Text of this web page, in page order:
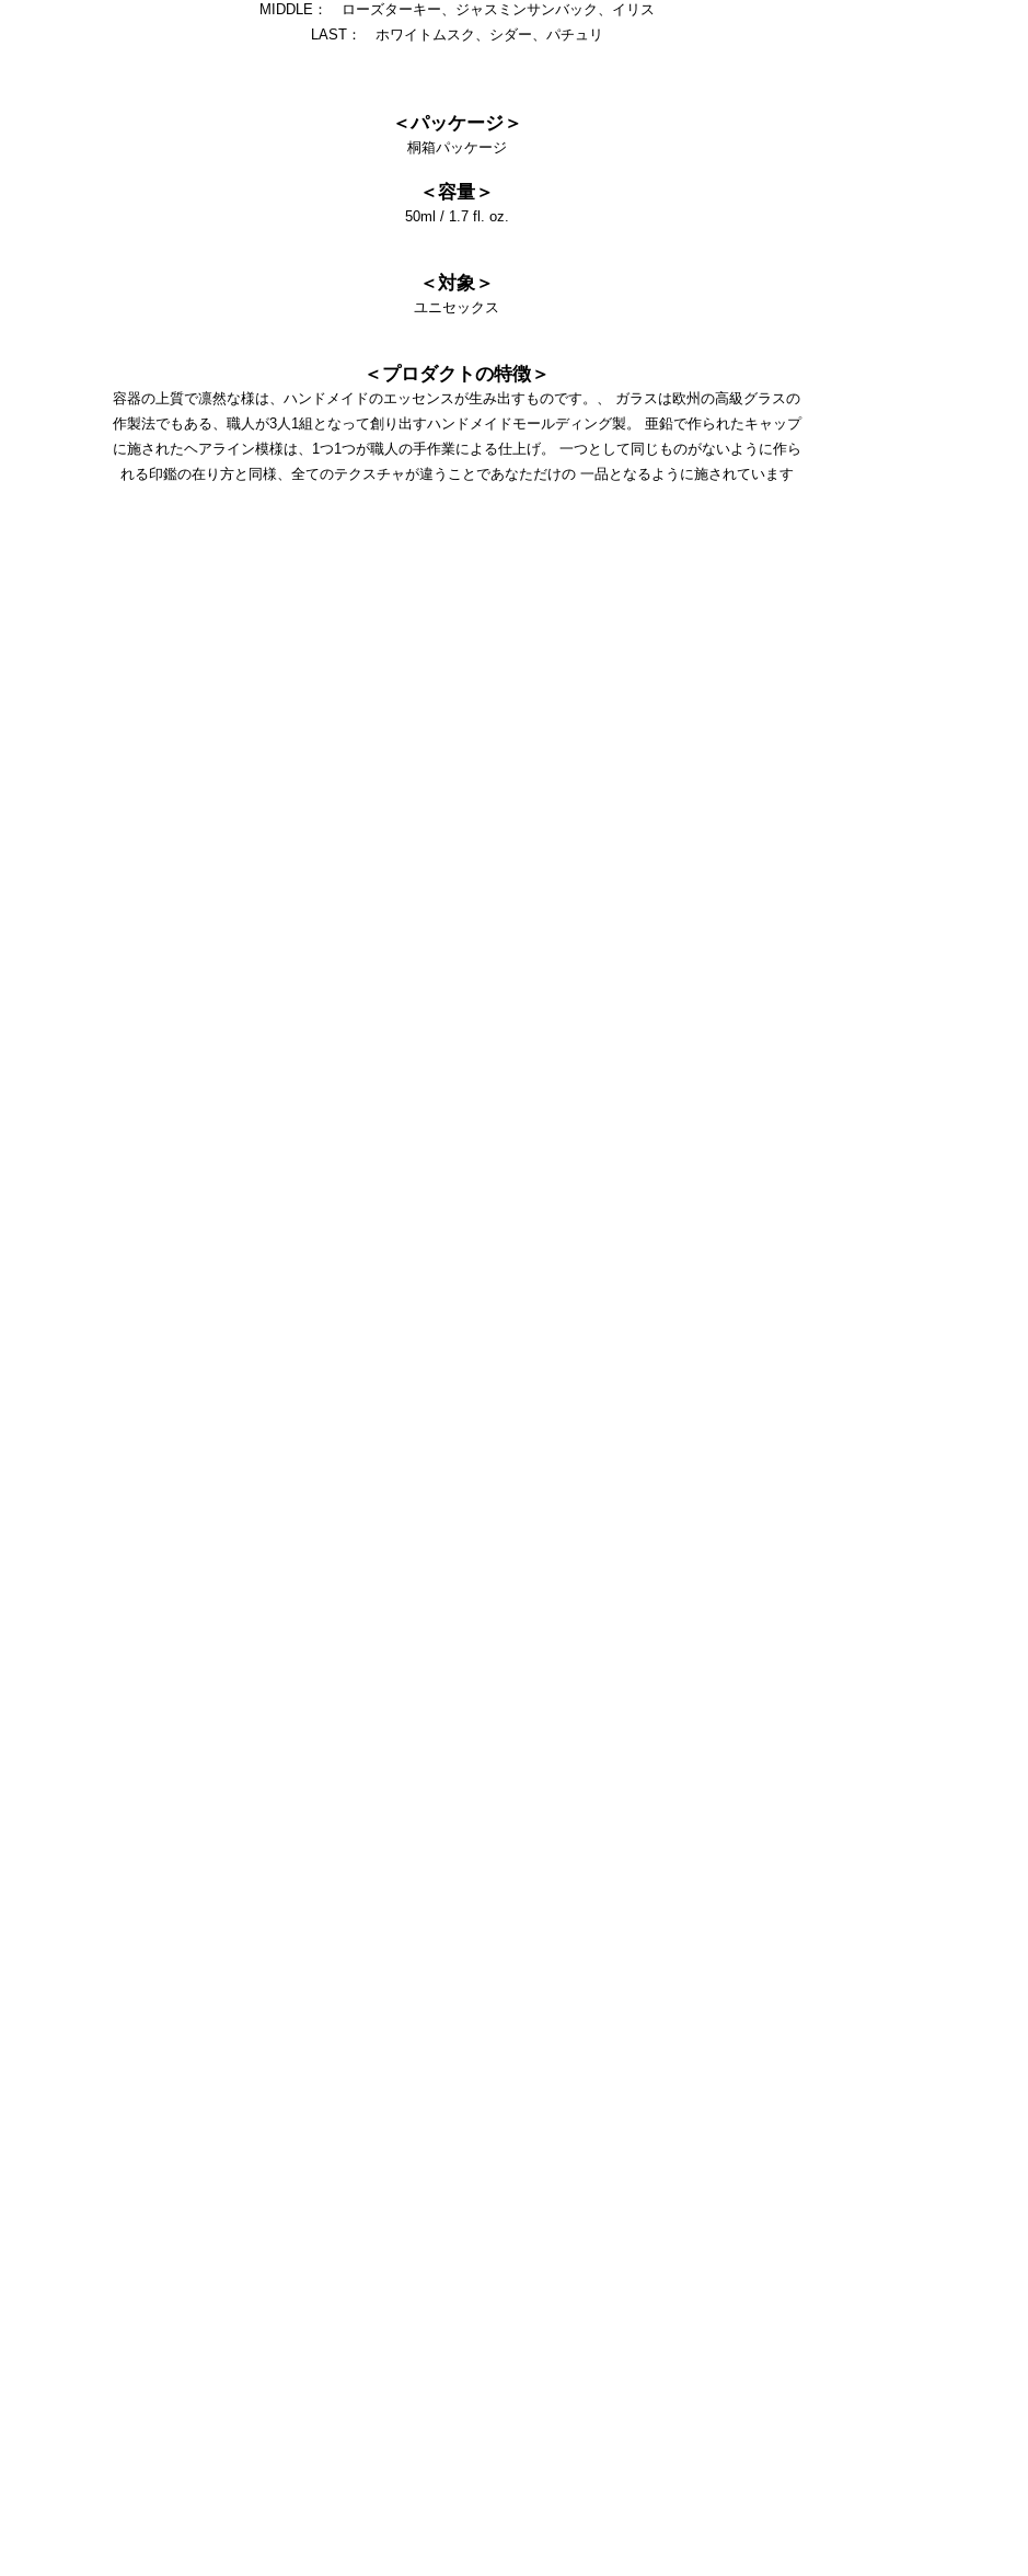
MIDDLE： ローズターキー、ジャスミンサンバック、イリス
LAST： ホワイトムスク、シダー、パチュリ
＜パッケージ＞
桐箱パッケージ
＜容量＞
50ml / 1.7 fl. oz.
＜対象＞
ユニセックス
＜プロダクトの特徴＞
容器の上質で凛然な様は、ハンドメイドのエッセンスが生み出すものです。、 ガラスは欧州の高級グラスの
作製法でもある、職人が3人1組となって創り出すハンドメイドモールディング製。 亜鉛で作られたキャップ
に施されたヘアライン模様は、1つ1つが職人の手作業による仕上げ。 一つとして同じものがないように作ら
れる印鑑の在り方と同様、全てのテクスチャが違うことであなただけの 一品となるように施されています